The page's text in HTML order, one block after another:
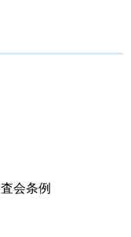
会条例